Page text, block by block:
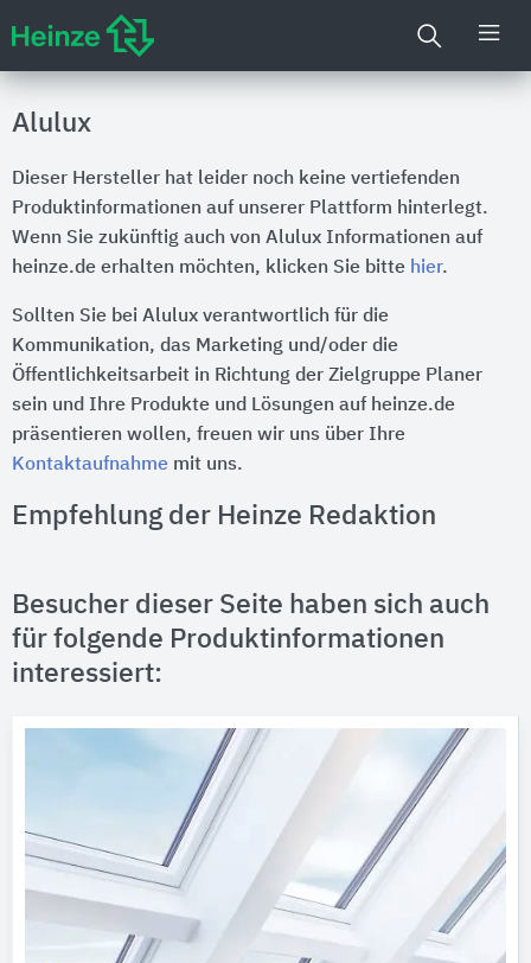
Alulux
Dieser Hersteller hat leider noch keine vertiefenden
Produktinformationen auf unserer Plattform hinterlegt.
Wenn Sie zukünftig auch von Alulux Informationen auf
heinze.de erhalten möchten, klicken Sie bitte hier.
Sollten Sie bei Alulux verantwortlich für die
Kommunikation, das Marketing und/oder die
Öffentlichkeitsarbeit in Richtung der Zielgruppe Planer
sein und Ihre Produkte und Lösungen auf heinze.de
präsentieren wollen, freuen wir uns über Ihre
Kontaktaufnahme mit uns.
Empfehlung der Heinze Redaktion
Besucher dieser Seite haben sich auch
für folgende Produktinformationen
interessiert: